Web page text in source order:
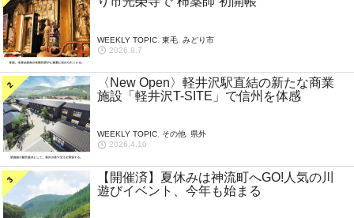
WEEKLY TOPIC, 東毛, みどり市
2026.8.7
〈New Open〉軽井沢駅直結の新たな商業
施設「軽井沢T-SITE」で信州を体感
WEEKLY TOPIC, その他, 県外
2026.4.10
【開催済】夏休みは神流町へGO!人気の川
遊びイベント、今年も始まる